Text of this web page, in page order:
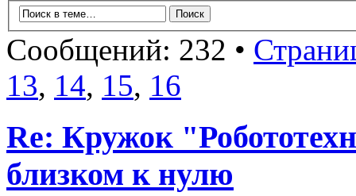
Сообщений: 232 •
13, 14, 15, 16
Re: Кружок
близком к нулю